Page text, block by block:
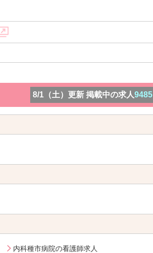
8/1（土）更新 掲載中の求人9485
内科種市病院の看護師求人